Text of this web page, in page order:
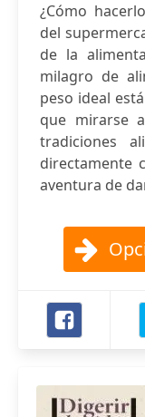
¿Cómo
del
de la
milagro de
peso ideal
que mirarse
tradiciones
directamente
aventura de